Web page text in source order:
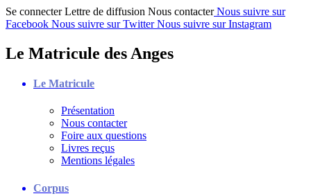
Se connecter Lettre de diffusion Nous contacter Nous suivre sur
Facebook Nous suivre sur Twitter Nous suivre sur Instagram
Le Matricule des Anges
Le Matricule
Présentation
Nous contacter
Foire aux questions
Livres reçus
Mentions légales
Corpus